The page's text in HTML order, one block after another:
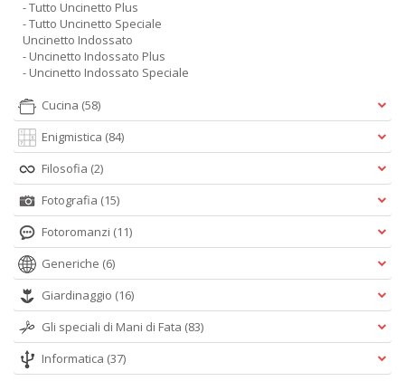
- Tutto Uncinetto Plus
- Tutto Uncinetto Speciale
Uncinetto Indossato
- Uncinetto Indossato Plus
- Uncinetto Indossato Speciale
Cucina (58)
Enigmistica (84)
Filosofia (2)
Fotografia (15)
Fotoromanzi (11)
Generiche (6)
Giardinaggio (16)
Gli speciali di Mani di Fata (83)
Informatica (37)